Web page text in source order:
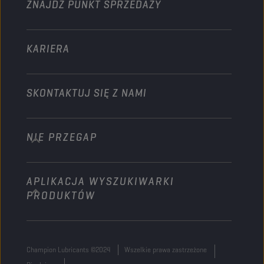
ZNAJDŹ PUNKT SPRZEDAŻY
KARIERA
SKONTAKTUJ SIĘ Z NAMI
info@championlubes.com
+32 3 870 00 20
Georges Gilliotstraat, 52 2620 Hemiksem
Belgium
NIE PRZEGAP
APLIKACJA WYSZUKIWARKI
PRODUKTÓW
Champion Lubricants ©2024
Wszelkie prawa zastrzeżone